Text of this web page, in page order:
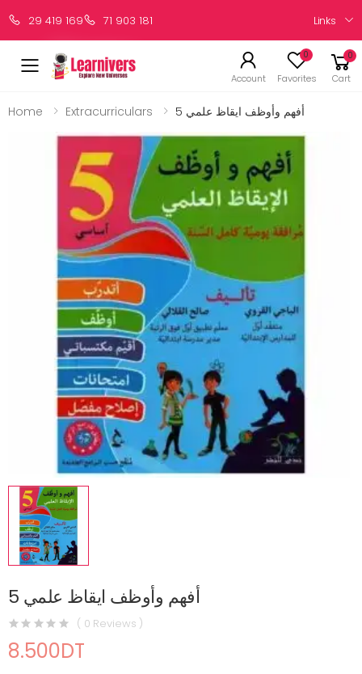
29 419 169 71 903 181 Links
Account
0
Favorites
0
Cart
Home Extracurriculars أفهم وأوظف ايقاظ علمي 5
أفهم وأوظف ايقاظ علمي 5
( 0 Reviews )
8.500DT